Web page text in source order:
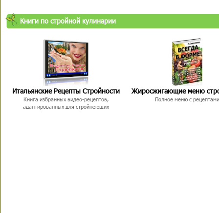
Книги по стройной кулинарии
Итальянские Рецепты Стройности
Книга избранных видео-рецептов,
адаптированных для стройнеющих
Жиросжигающие меню
Полное меню с рецептами